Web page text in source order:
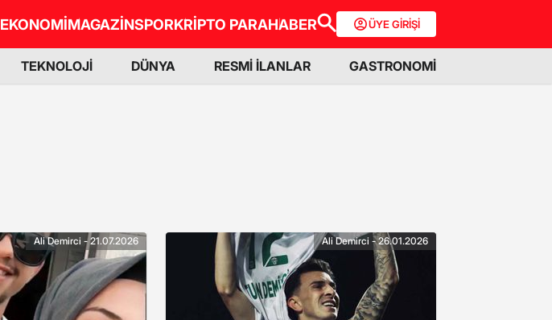
EKONOMİMAGAZİNSPORKRİPTO PARAHABER ÜYE GİRİŞİ
TEKNOLOJİ DÜNYA RESMİ İLANLAR GASTRONOMİ
Ali Demirci - 21.07.2026 Ali Demirci - 26.01.2026